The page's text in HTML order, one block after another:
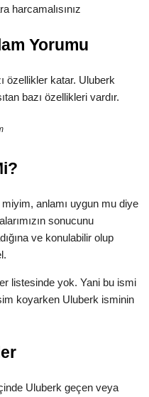
harcamalısınız
Yorumu
özellikler katar. Uluberk
bazı özellikleri vardır.
anlamı uygun mu diye
sonucunu
ve konulabilir olup
listesinde yok. Yani bu ismi
koyarken Uluberk isminin
Uluberk geçen veya